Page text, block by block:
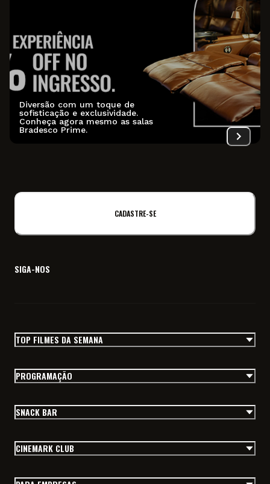
Diversão com um toque de
sofisticação e exclusividade.
Conheça agora mesmo as salas
Bradesco Prime.
CADASTRE-SE
SIGA-NOS
TOP FILMES DA SEMANA
PROGRAMAÇÃO
SNACK BAR
CINEMARK CLUB